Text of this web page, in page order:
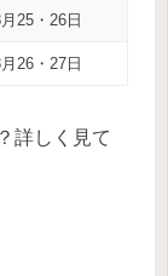
25・26日
26・27日
詳しく見て